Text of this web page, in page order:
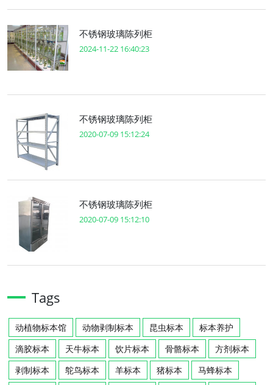
不锈钢玻璃陈列柜
2024-11-22 16:40:23
不锈钢玻璃陈列柜
2020-07-09 15:12:24
不锈钢玻璃陈列柜
2020-07-09 15:12:10
Tags
动植物标本馆 动物剥制标本 昆虫标本
标本养护
滴胶标本
天牛标本 饮片标本 骨骼标本
方剂标本
剥制标本
鸵鸟标本 羊标本 猪标本
马蜂标本